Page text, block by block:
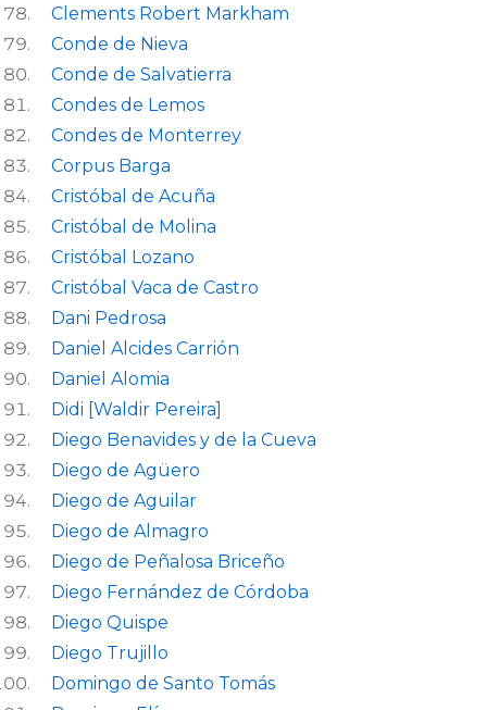
Clements Robert Markham
Conde de Nieva
Conde de Salvatierra
Condes de Lemos
Condes de Monterrey
Corpus Barga
Cristóbal de Acuña
Cristóbal de Molina
Cristóbal Lozano
Cristóbal Vaca de Castro
Dani Pedrosa
Daniel Alcides Carrión
Daniel Alomia
Didi [Waldir Pereira]
Diego Benavides y de la Cueva
Diego de Agüero
Diego de Aguilar
Diego de Almagro
Diego de Peñalosa Briceño
Diego Fernández de Córdoba
Diego Quispe
Diego Trujillo
Domingo de Santo Tomás